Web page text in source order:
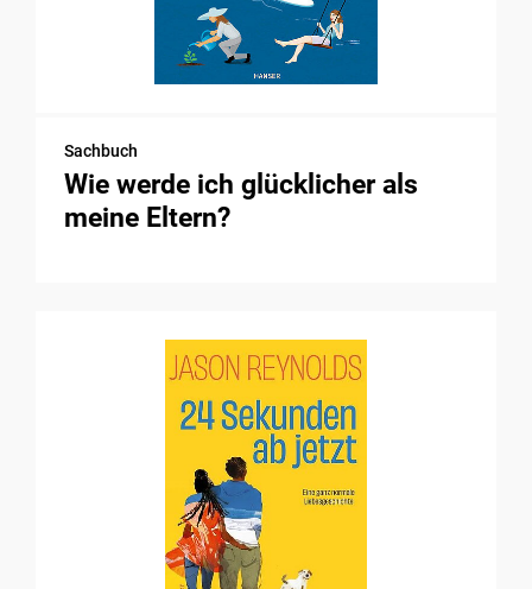
Sachbuch
Wie werde ich glücklicher als
meine Eltern?